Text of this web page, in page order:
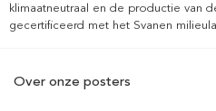
klimaatneutraal en de productie van
gecertificeerd met het Svanen
Over onze posters